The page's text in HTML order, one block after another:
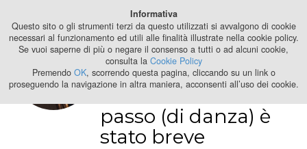
2024
Valentina Rossi,
dallo stage al
lavoro in Ferrero il
passo (di danza) è
stato breve
Informativa
Questo sito o gli strumenti terzi da questo utilizzati si avvalgono di cookie
necessari al funzionamento ed utili alle finalità illustrate nella cookie policy.
Se vuoi saperne di più o negare il consenso a tutti o ad alcuni cookie,
consulta la Cookie Policy
Premendo OK, scorrendo questa pagina, cliccando su un link o
proseguendo la navigazione in altra maniera, acconsenti all’uso dei cookie.